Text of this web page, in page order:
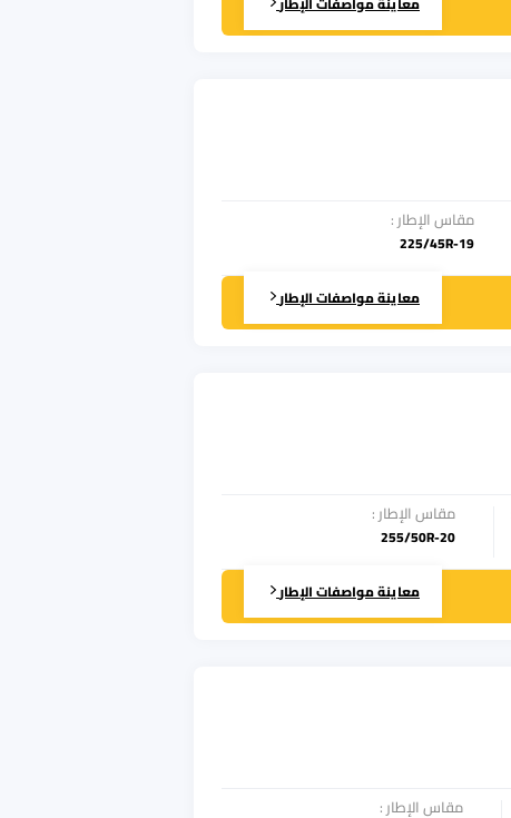
مقاس الإطار :
225/45R-19
معاينة مواصفات الإطار
مقاس الإطار :
255/50R-20
معاينة مواصفات الإطار
مقاس الإطار :